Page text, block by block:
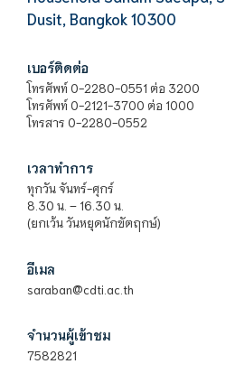
Dusit, Bangkok 10300
เบอร์ติดต่อ
โทรศัพท์ 0-2280-0551 ต่อ 3200
โทรศัพท์ 0-2121-3700 ต่อ 1000
โทรสาร 0-2280-0552
เวลาทำการ
ทุกวัน จันทร์-ศุกร์
8.30 น. – 16.30 น.
(ยกเว้น วันหยุดนักขัตฤกษ์)
อีเมล
saraban@cdti.ac.th
จำนวนผู้เข้าชม
7582821